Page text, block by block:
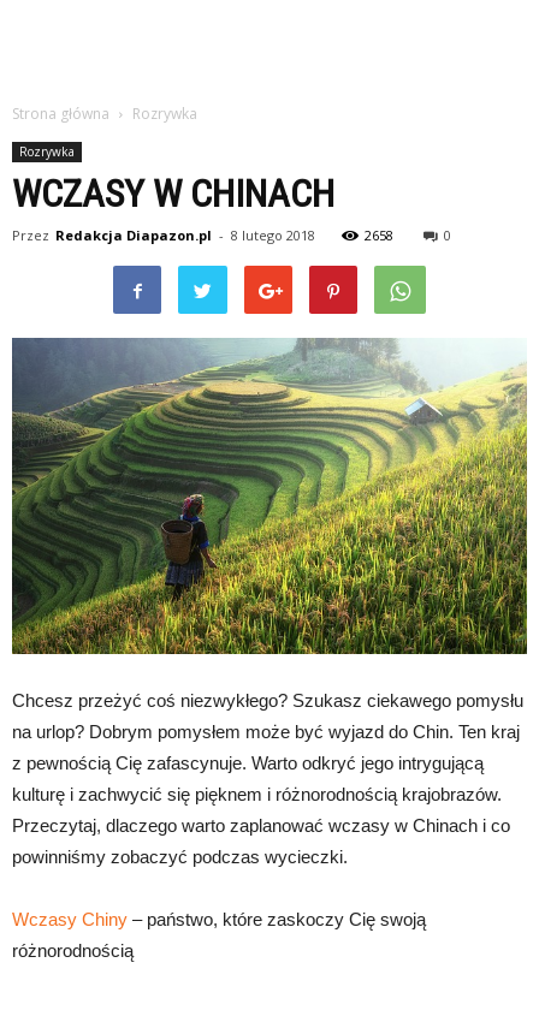
Strona główna Rozrywka
Rozrywka
WCZASY W CHINACH
Przez Redakcja Diapazon.pl - 8 lutego 2018 2658 0
Chcesz przeżyć coś niezwykłego? Szukasz ciekawego pomysłu
na urlop? Dobrym pomysłem może być wyjazd do Chin. Ten kraj
z pewnością Cię zafascynuje. Warto odkryć jego intrygującą
kulturę i zachwycić się pięknem i różnorodnością krajobrazów.
Przeczytaj, dlaczego warto zaplanować wczasy w Chinach i co
powinniśmy zobaczyć podczas wycieczki.
Wczasy Chiny – państwo, które zaskoczy Cię swoją
różnorodnością